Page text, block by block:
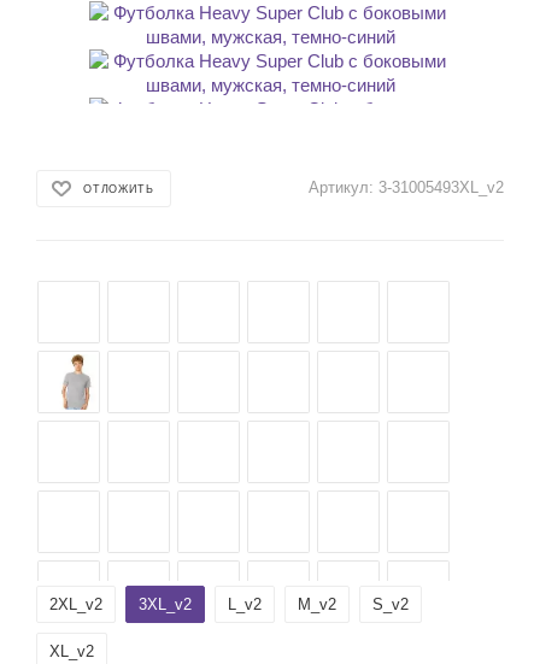
ОТЛОЖИТЬ Артикул: 3-31005493XL_v2
2XL_v2 3XL_v2 L_v2 M_v2 S_v2
XL_v2